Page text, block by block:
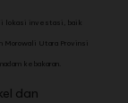
lokasi investasi, baik
Morowali Utara Provinsi
kebakaran.
dan